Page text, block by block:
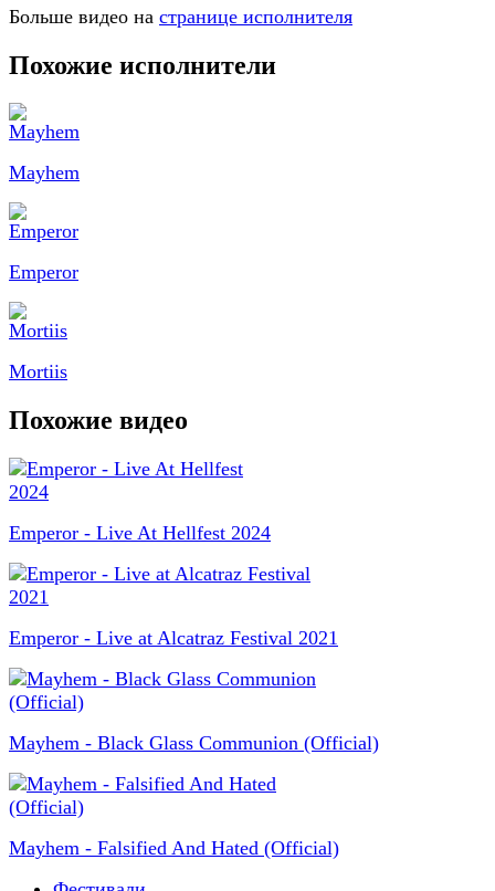
Больше видео на странице исполнителя
Похожие исполнители
Mayhem
Emperor
Mortiis
Похожие видео
Emperor - Live At Hellfest 2024
Emperor - Live at Alcatraz Festival 2021
Mayhem - Black Glass Communion (Official)
Mayhem - Falsified And Hated (Official)